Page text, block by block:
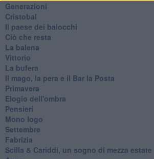
Generazioni
Cristobal
Il paese dei balocchi
Ciò che resta
La balena
Vittorio
La bufera
Il mago, la pera e il Bar la Posta
Primavera
Elogio dell'ombra
Pensieri
Mono logo
Settembre
Fabrizia
​Scilla & Cariddi, un sogno di mezza estate